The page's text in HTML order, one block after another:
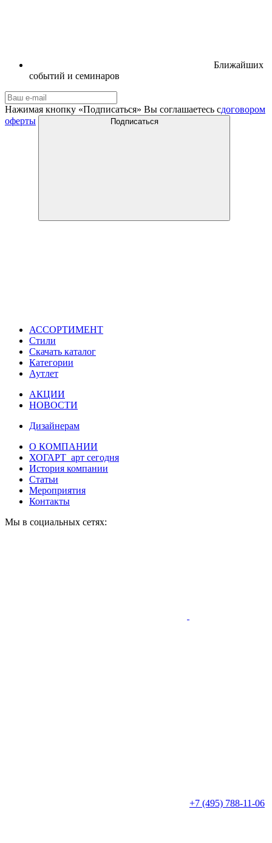
Ближайших
событий и семинаров
Нажимая кнопку «Подписаться» Вы соглашаетесь сдоговором
оферты
Подписаться
АССОРТИМЕНТ
Стили
Скачать каталог
Категории
Аутлет
АКЦИИ
НОВОСТИ
Дизайнерам
О КОМПАНИИ
ХОГАРТ_арт сегодня
История компании
Статьи
Мероприятия
Контакты
Мы в социальных сетях:
+7 (495) 788-11-06